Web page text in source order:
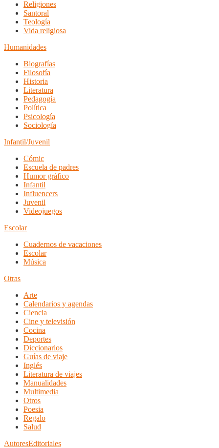
Religiones
Santoral
Teología
Vida religiosa
Humanidades
Biografías
Filosofía
Historia
Literatura
Pedagogía
Política
Psicología
Sociología
Infantil/Juvenil
Cómic
Escuela de padres
Humor gráfico
Infantil
Influencers
Juvenil
Videojuegos
Escolar
Cuadernos de vacaciones
Escolar
Música
Otras
Arte
Calendarios y agendas
Ciencia
Cine y televisión
Cocina
Deportes
Diccionarios
Guías de viaje
Inglés
Literatura de viajes
Manualidades
Multimedia
Otros
Poesia
Regalo
Salud
AutoresEditoriales